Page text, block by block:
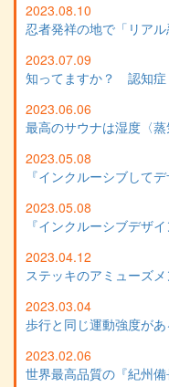
2023.08.10
忍者発祥の地で「リア
2023.07.09
知ってますか？ 認知症
2023.06.06
最高のサウナは湿度〈蒸
2023.05.08
『インクルーシブして
2023.05.08
『インクルーシブデザ
2023.04.12
ステッキのアミューズ
2023.03.04
歩行と同じ運動強度が
2023.02.06
世界最高品質の『紀州